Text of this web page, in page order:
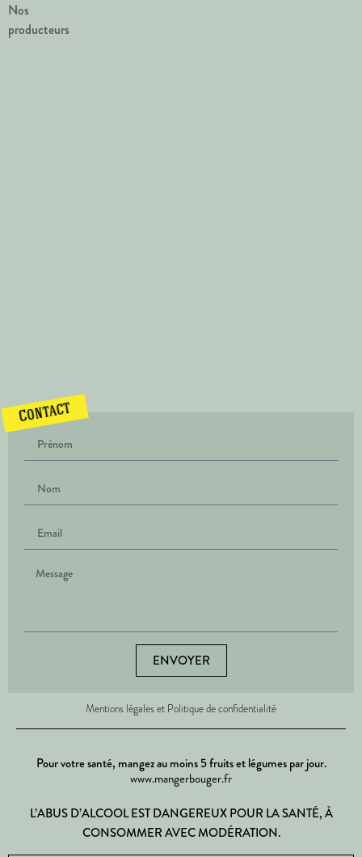
Nos
producteurs
Contact
ENVOYER
Mentions légales et Politique de confidentialité
Pour votre santé, mangez au moins 5 fruits et légumes par jour.
www.mangerbouger.fr
L’ABUS D’ALCOOL EST DANGEREUX POUR LA SANTÉ, À
CONSOMMER AVEC MODÉRATION.